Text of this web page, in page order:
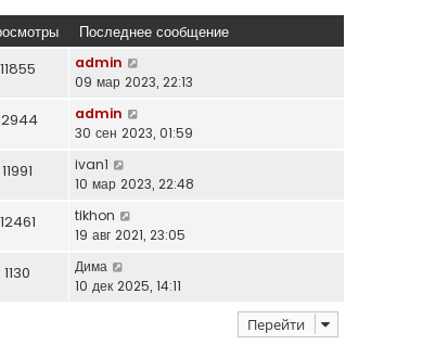
Последнее сообщение
11855
admin
09 мар 2023, 22:13
admin
30 сен 2023, 01:59
11991
ivan1
10 мар 2023, 22:48
12461
tikhon
19 авг 2021, 23:05
1130
Дима
10 дек 2025, 14:11
Перейти